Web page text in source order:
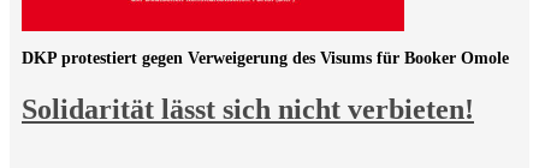
Solidarität lässt sich nicht verbieten!
DKP protestiert gegen Verweigerung des Visums für Booker Omole